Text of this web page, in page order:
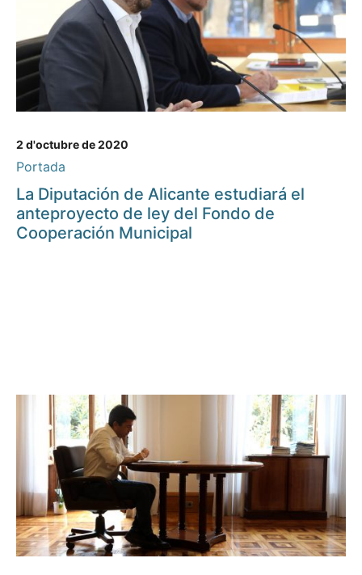
2 d'octubre de 2020
Portada
La Diputación de Alicante estudiará el
anteproyecto de ley del Fondo de
Cooperación Municipal